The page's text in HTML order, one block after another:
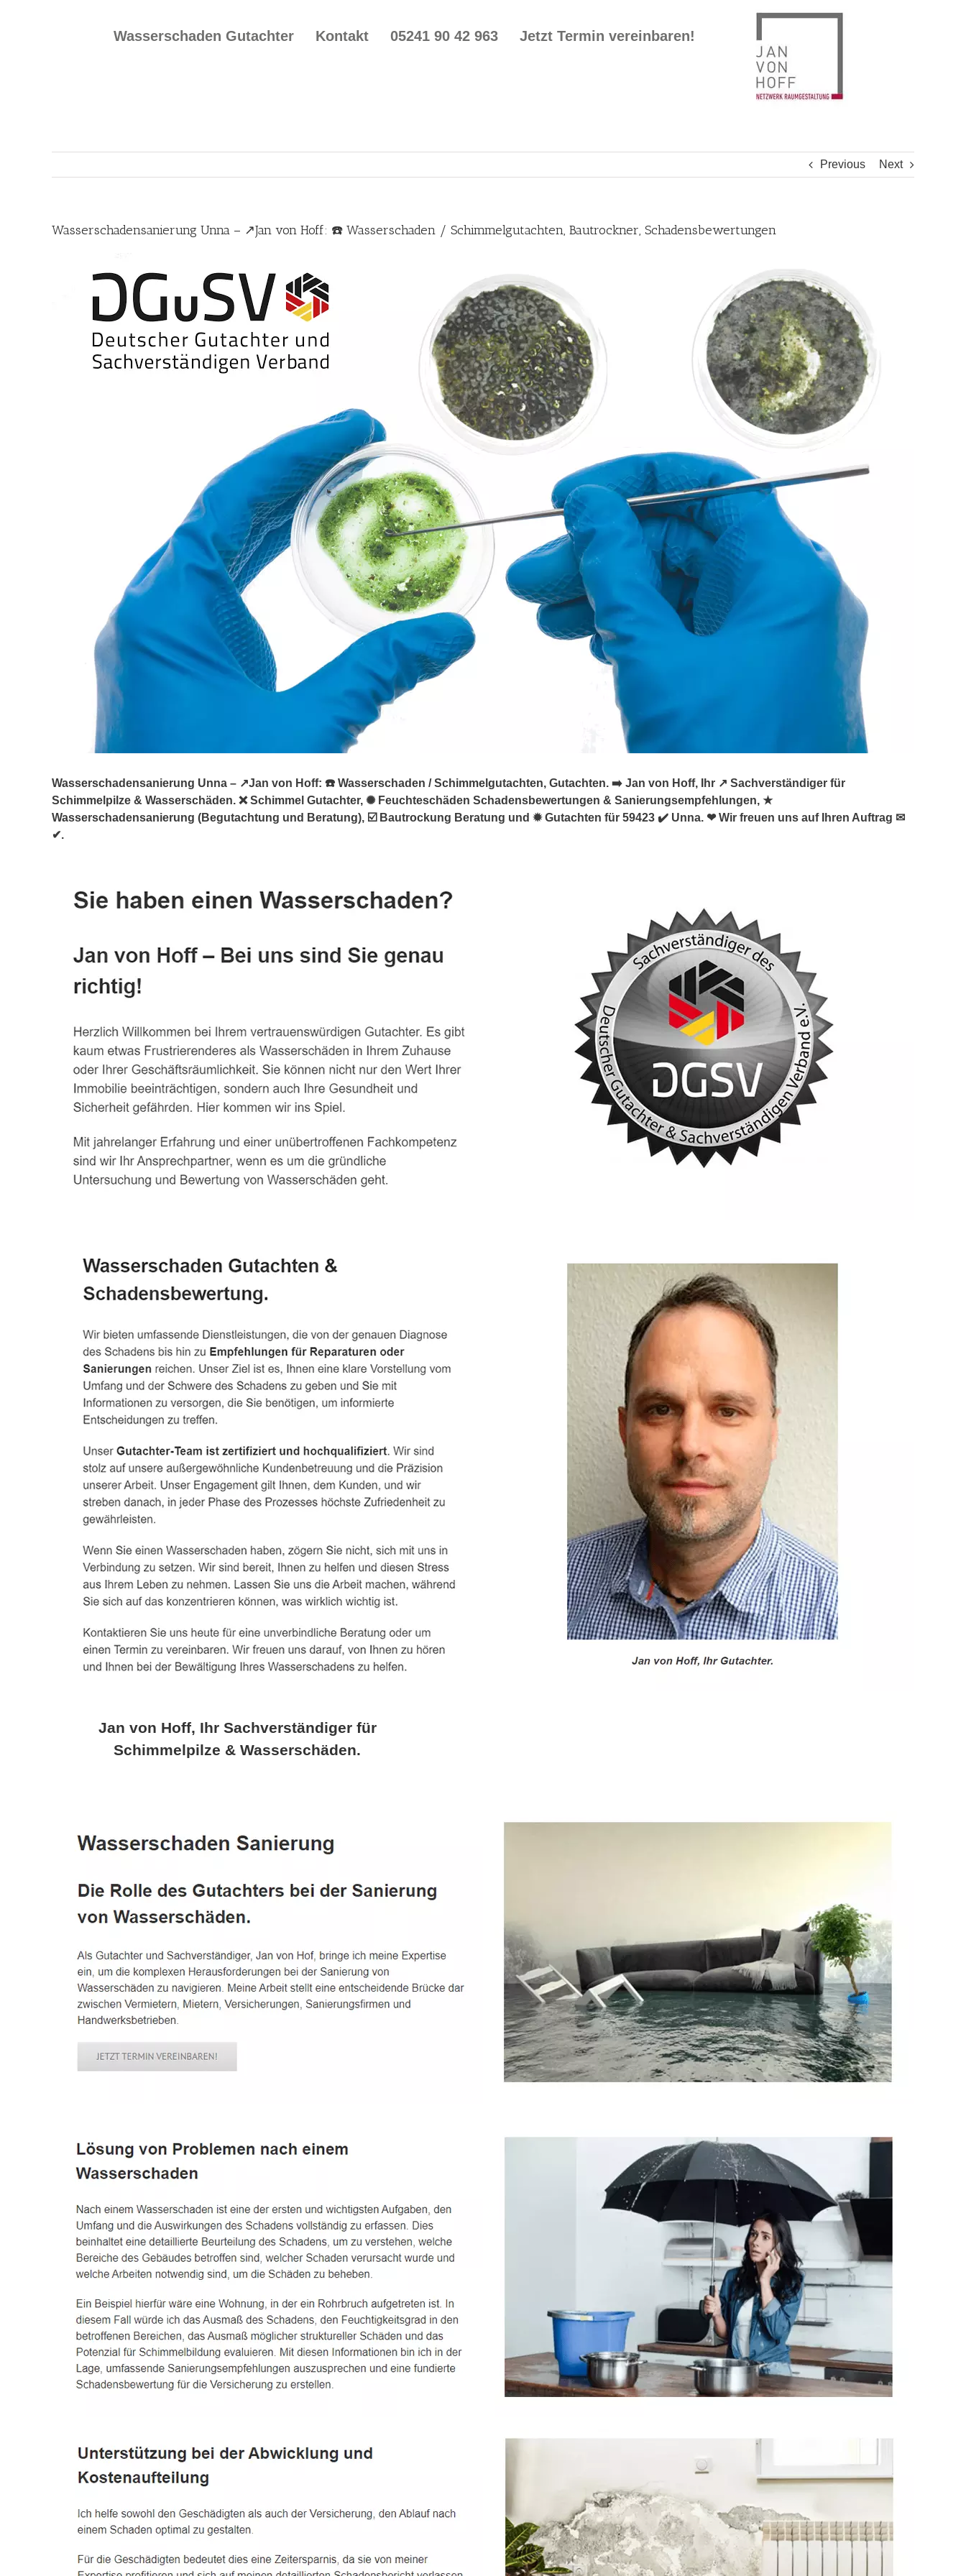
Wasserschaden Gutachter Kontakt 05241 90 42 963 Jetzt Termin vereinbaren!
Previous Next
Wasserschadensanierung Unna – ↗️Jan von Hoff: ☎️ Wasserschaden / Schimmelgutachten, Bautrockner, Schadensbewertungen
Wasserschadensanierung Unna – ↗️Jan von Hoff: ☎️ Wasserschaden / Schimmelgutachten, Gutachten. ➡️ Jan von Hoff, Ihr ↗️ Sachverständiger für
Schimmelpilze & Wasserschäden. ❌ Schimmel Gutachter, ✺ Feuchteschäden Schadensbewertungen & Sanierungsempfehlungen, ★
Wasserschadensanierung (Begutachtung und Beratung), ☑️ Bautrockung Beratung und ✹ Gutachten für 59423 ✔️ Unna. ❤ Wir freuen uns auf Ihren Auftrag ✉
✔.
Jan von Hoff, Ihr Sachverständiger für
Schimmelpilze & Wasserschäden.